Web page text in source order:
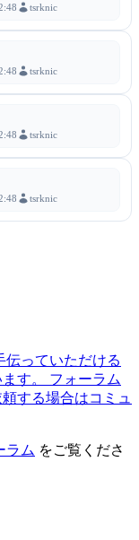
tsrknic
tsrknic
tsrknic
tsrknic
伝っていただける
す。
フォーラム
する場合はコミュ
ラム をご覧くださ